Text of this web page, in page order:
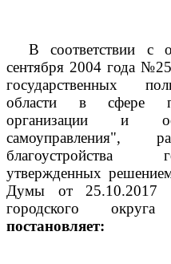
В соответствии с
сентября 2004 года
государственных
области в сфере
организации и
благоустройства
утвержденных
Думы от
городского
постановляет: